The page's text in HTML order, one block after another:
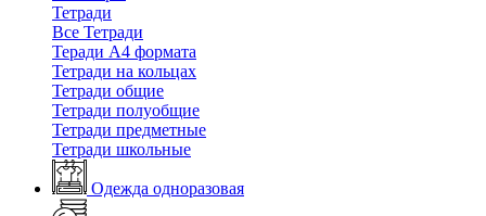
Тетради
Все Тетради
Теради А4 формата
Тетради на кольцах
Тетради общие
Тетради полуобщие
Тетради предметные
Тетради школьные
Одежда одноразовая